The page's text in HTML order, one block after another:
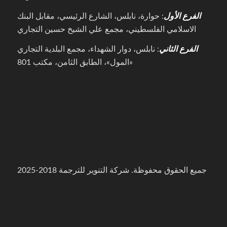
الفرع الأول: حوارة، نابلس، الشارع الرئيسي، مقابل البنك
الاسلامي الفلسطيني، مجمع علي الشيخ حسين التجاري
الفرع الثاني: نابلس، دوار الشهداء، مجمع البلدية التجاري
«المول»، الطابق الثامن، مكتب 801
جميع الحقوق محفوظة. شركة التنوير للترجمة 2018-2025